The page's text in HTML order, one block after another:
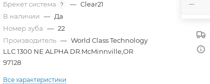
Брекет система
? — Clear21
В наличии — Да
Номер зуба — 22
Производитель — World Class Technology
LLC 1300 NE ALPHA DR.McMinnville,OR
97128
Все характеристики